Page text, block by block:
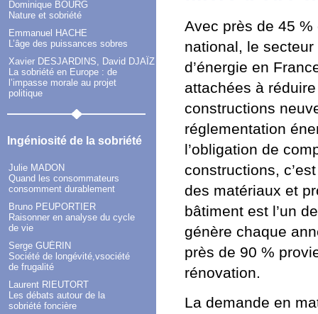
Dominique BOURG
Nature et sobriété
Emmanuel HACHE
L’âge des puissances sobres
Xavier DESJARDINS, David DJAÏZ
La sobriété en Europe : de
l’impasse morale au projet
politique
Ingéniosité de la sobriété
Julie MADON
Quand les consommateurs
consomment durablement
Bruno PEUPORTIER
Raisonner en analyse du cycle
de vie
Serge GUÉRIN
Société de longévité,vsociété
de frugalité
Laurent RIEUTORT
Les débats autour de la
sobriété foncière
Avec près de 45
national, le
d’énergie en
attachées à
constructions
réglementation
l’obligation de
constructions,
des matériaux et
bâtiment est l’un
génère chaque
près de 90 %
rénovation.
La demande en